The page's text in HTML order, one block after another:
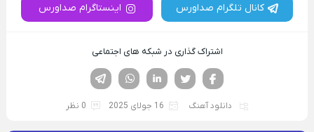
کانال تلگرام صداورس اینستاگرام صداورس
اشتراک گذاری در شبکه های اجتماعی
لینکدین تویتر
فیسوک
دانلود آهنگ 16 جولای 2025 0 نظر